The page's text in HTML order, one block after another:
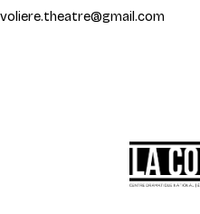
voliere.theatre@gmail.com